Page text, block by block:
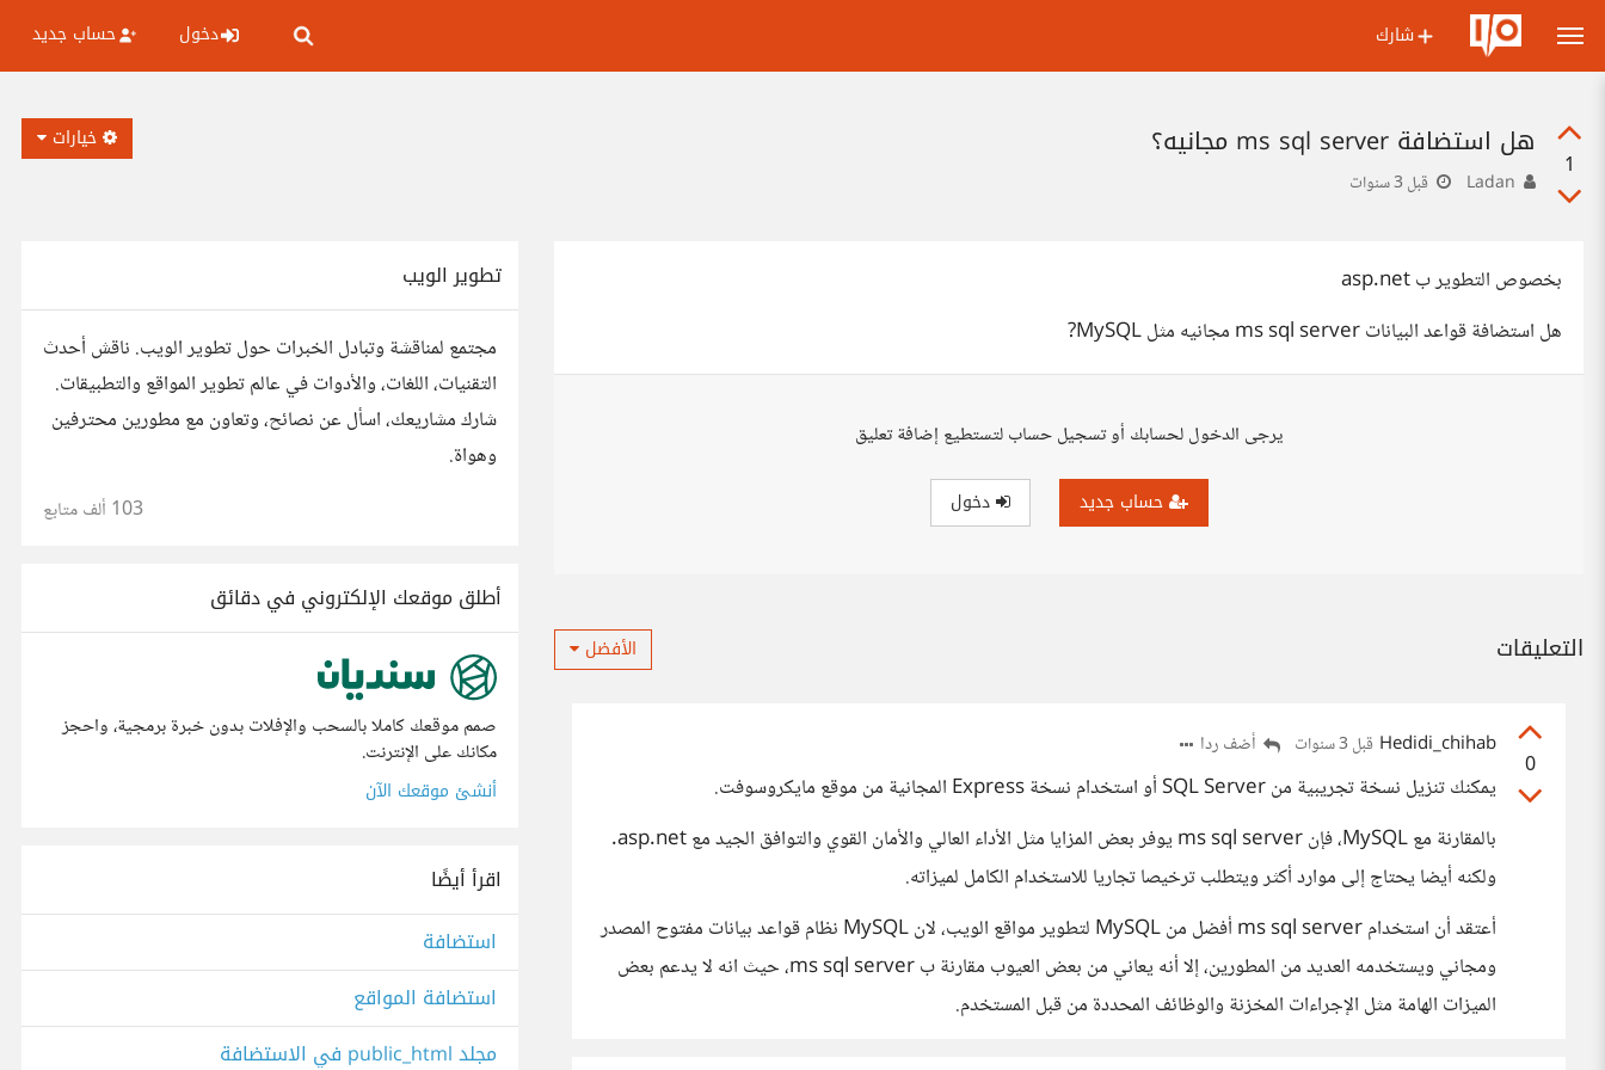
شارك دخول حساب جديد
1
هل استضافة ms sql server مجانيه؟
قبل 3 سنوات
خيارات
بخصوص التطوير ب asp.net
هل استضافة قواعد البيانات ms sql server مجانيه مثل MySQL?
يرجى الدخول لحسابك أو تسجيل حساب لتستطيع إضافة تعليق
حساب جديد دخول
التعليقات الأفضل
0
Hedidi_chihab قبل 3 سنوات أضف ردا
يمكنك تنزيل نسخة تجريبية من SQL Server أو استخدام نسخة Express المجانية من موقع مايكروسوفت.
بالمقارنة مع MySQL، فإن ms sql server يوفر بعض المزايا مثل الأداء العالي والأمان القوي والتوافق الجيد مع asp.net.
ولكنه أيضا يحتاج إلى موارد أكثر ويتطلب ترخيصا تجاريا للاستخدام الكامل لميزاته.
أعتقد أن استخدام ms sql server أفضل من MySQL لتطوير مواقع الويب، لان MySQL نظام قواعد بيانات مفتوح المصدر
ومجاني ويستخدمه العديد من المطورين، إلا أنه يعاني من بعض العيوب مقارنة ب ms sql server، حيث انه لا يدعم بعض
الميزات الهامة مثل الإجراءات المخزنة والوظائف المحددة من قبل المستخدم.
تطوير الويب
مجتمع لمناقشة وتبادل الخبرات حول تطوير الويب. ناقش أحدث
التقنيات، اللغات، والأدوات في عالم تطوير المواقع والتطبيقات.
شارك مشاريعك، اسأل عن نصائح، وتعاون مع مطورين محترفين
وهواة.
103 ألف متابع
أطلق موقعك الإلكتروني في دقائق
صمم موقعك كاملا بالسحب والإفلات بدون خبرة برمجية، واحجز
مكانك على الإنترنت.
أنشئ موقعك الآن
اقرأ أيضًا
استضافة
استضافة المواقع
مجلد public_html في الاستضافة